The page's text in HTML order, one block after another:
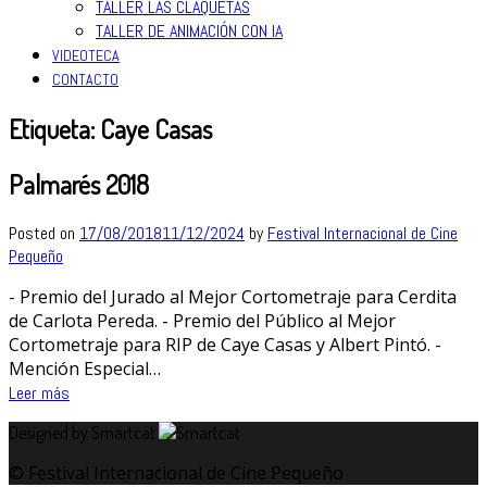
TALLER LAS CLAQUETAS
TALLER DE ANIMACIÓN CON IA
VIDEOTECA
CONTACTO
Etiqueta:Caye Casas
Palmarés 2018
Posted on 17/08/201811/12/2024 byFestival Internacional de Cine
Pequeño
- Premio del Jurado al Mejor Cortometraje para Cerdita
de Carlota Pereda. - Premio del Público al Mejor
Cortometraje para RIP de Caye Casas y Albert Pintó. -
Mención Especial…
Leer más
Designed by Smartcat
© Festival Internacional de Cine Pequeño